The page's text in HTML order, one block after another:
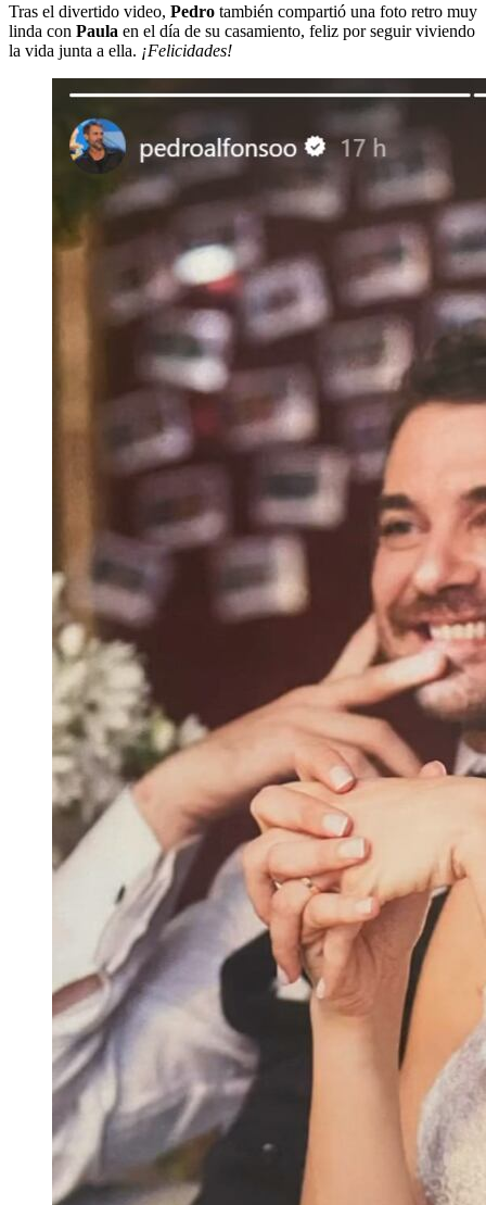
Tras el divertido video, Pedro también compartió una foto retro muy
linda con Paula en el día de su casamiento, feliz por seguir viviendo
la vida junta a ella. ¡Felicidades!